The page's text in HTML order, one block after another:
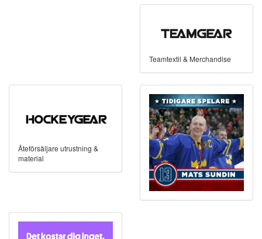
Teamtextil & Merchandise
Åteförsäljare utrustning &
material